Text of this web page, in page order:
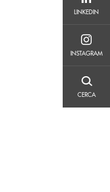
LINKEDIN
INSTAGRAM
CERCA